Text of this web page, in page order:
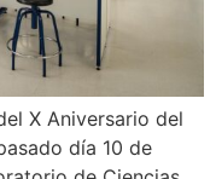
X Aniversario del
día 10 de